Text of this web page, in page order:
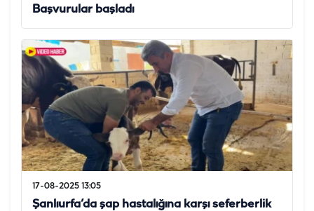
Başvurular başladı
17-08-2025 13:05
Şanlıurfa’da şap hastalığına karşı seferberlik